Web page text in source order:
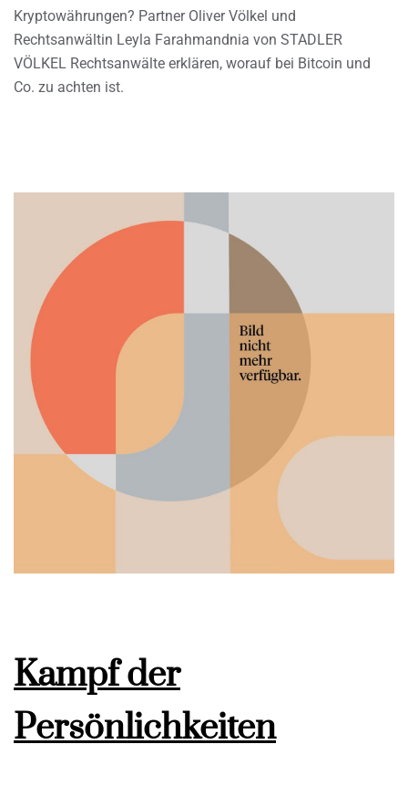
Kryptowährungen? Partner Oliver Völkel und
Rechtsanwältin Leyla Farahmandnia von STADLER
VÖLKEL Rechtsanwälte erklären, worauf bei Bitcoin und
Co. zu achten ist.
Kampf der
Persönlichkeiten